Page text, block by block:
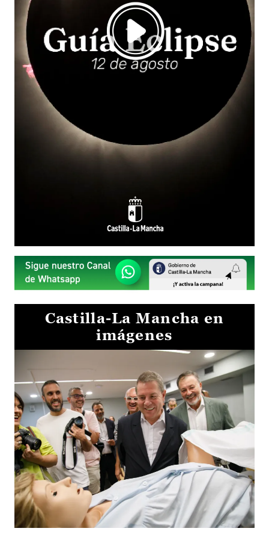
Castilla-La Mancha en
imágenes